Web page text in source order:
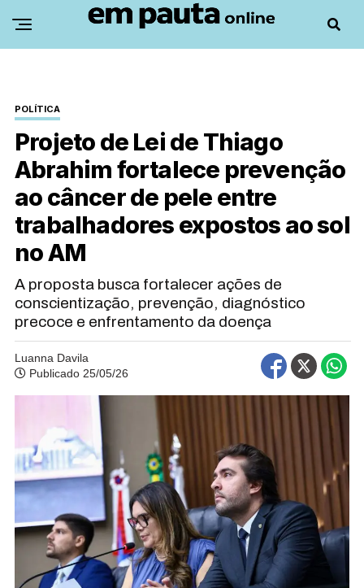
POLÍTICA
Projeto de Lei de Thiago
Abrahim fortalece prevenção
ao câncer de pele entre
trabalhadores expostos ao sol
no AM
A proposta busca fortalecer ações de
conscientização, prevenção, diagnóstico
precoce e enfrentamento da doença
Luanna Davila
Publicado 25/05/26